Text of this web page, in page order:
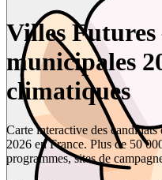
Villes
municipales
climatiques
Carte interactive des
2026 en France. Plus de 50
programmes, sites de